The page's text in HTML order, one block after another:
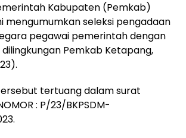
Kabupaten (Pemkab)
mengumumkan seleksi pengadaan
pegawai pemerintah dengan
Pemkab Ketapang,
tertuang dalam surat
: P/23/BKPSDM-